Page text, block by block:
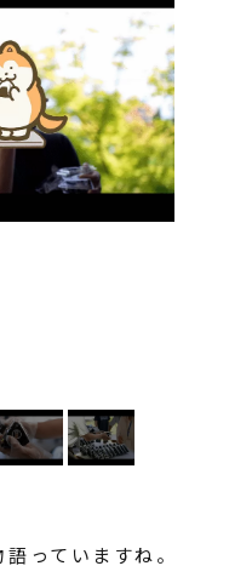
っていますね。